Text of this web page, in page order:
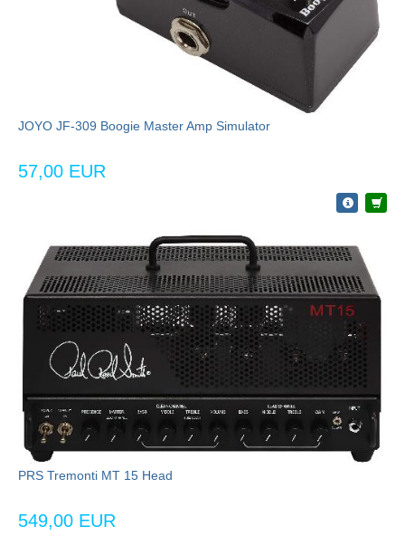
JOYO JF-309 Boogie Master Amp Simulator
57,00 EUR
PRS Tremonti MT 15 Head
549,00 EUR